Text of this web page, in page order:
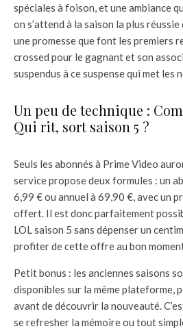
spéciales à foison, et une ambiance
on s’attend à la saison la plus
une promesse que font les premiers
crossed pour le gagnant et son
suspendus à ce suspense qui met les
Un peu de technique :
Qui rit, sort saison 5 ?
Seuls les abonnés à Prime Video
service propose deux formules : un
6,99 € ou annuel à 69,90 €, avec un
offert. Il est donc parfaitement
LOL saison 5 sans dépenser un
profiter de cette offre au bon
Petit bonus : les anciennes saisons
disponibles sur la même plateforme,
avant de découvrir la nouveauté.
se refresher la mémoire ou tout